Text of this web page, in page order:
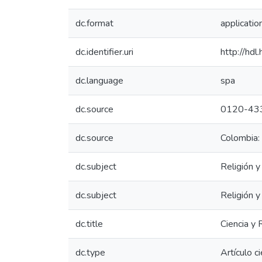
dc.format
dc.identifier.uri http://
dc.language spa
dc.source 0120-
dc.source
dc.subject Religión
dc.subject Religión
dc.title Ciencia y
dc.type Artículo